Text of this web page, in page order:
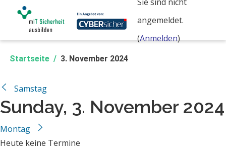
Zum Hauptinhalt
angemeldet.
(Anmelden)
Startseite 3. November 2024
← Samstag
Sunday, 3. November 2024
Montag
→
Heute keine Termine